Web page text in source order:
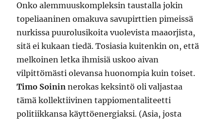
Onko alemmuuskompleksin taustalla jokin
topeliaaninen omakuva savupirttien pimeissä
nurkissa puurolusikoita vuolevista maaorjista,
sitä ei kukaan tiedä. Tosiasia kuitenkin on, että
melkoinen letka ihmisiä uskoo aivan
vilpittömästi olevansa huonompia kuin toiset.
Timo Soinin nerokas keksintö oli valjastaa
tämä kollektiivinen tappiomentaliteetti
politiikkansa käyttöenergiaksi. (Asia, josta